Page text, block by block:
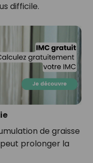
difficile.
de graisse
prolonger la